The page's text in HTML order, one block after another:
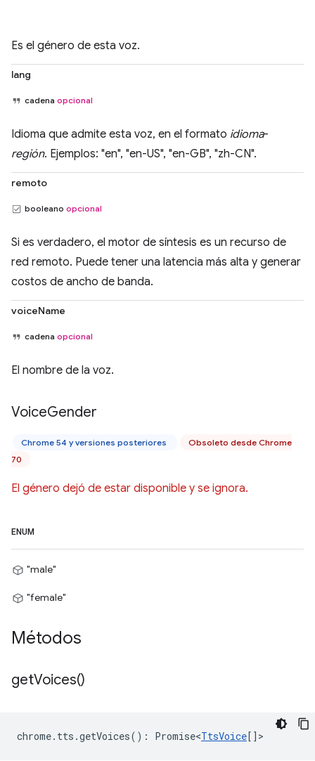
Es el género de esta voz.
lang
cadena opcional
Idioma que admite esta voz, en el formato idioma-
región. Ejemplos: "en", "en-US", "en-GB", "zh-CN".
remoto
booleano opcional
Si es verdadero, el motor de síntesis es un recurso de
red remoto. Puede tener una latencia más alta y generar
costos de ancho de banda.
voiceName
cadena opcional
El nombre de la voz.
VoiceGender
Chrome 54 y versiones posteriores
Obsoleto desde Chrome
70
El género dejó de estar disponible y se ignora.
ENUM
"male"
"female"
Métodos
getVoices()
chrome. tts .getVoices() : Promise<TtsVoice[] >